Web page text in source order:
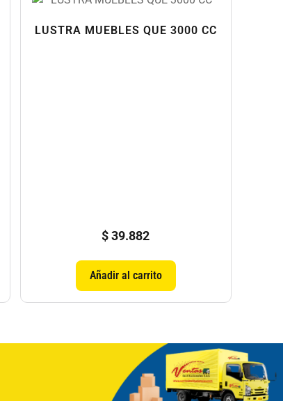
LUSTRA MUEBLES QUE 3000 CC
$39.882
Añadir al carrito